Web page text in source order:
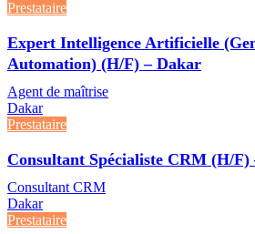
Prestataire
Expert Intelligence Artificielle
Automation) (H/F) – Dakar
Agent de maîtrise
Dakar
Prestataire
Consultant Spécialiste CRM (H/F)
Consultant CRM
Dakar
Prestataire